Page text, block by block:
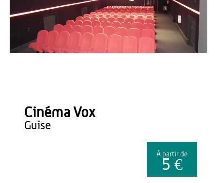
Cinéma Vox
guise
À partir de
5 €